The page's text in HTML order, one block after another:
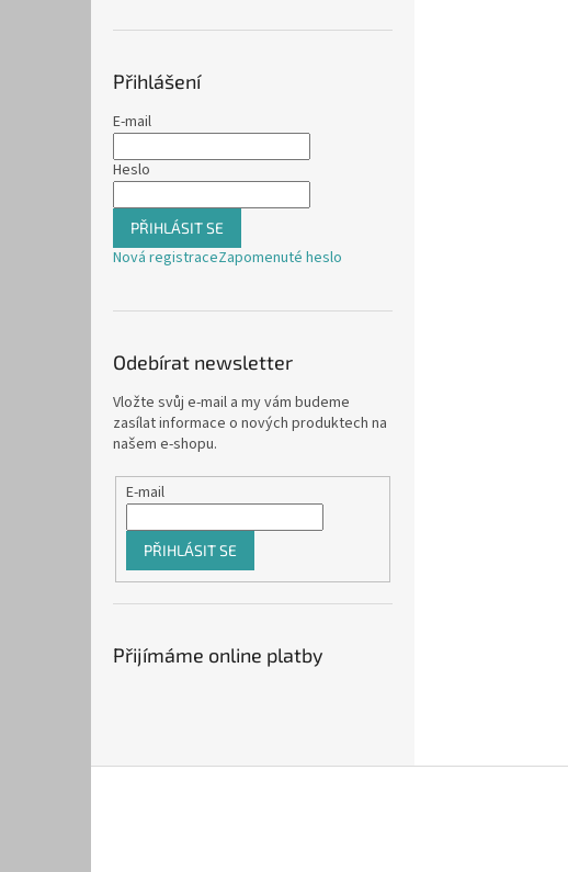
Přihlášení
E-mail
Heslo
PŘIHLÁSIT SE
Nová registraceZapomenuté heslo
Odebírat newsletter
Vložte svůj e-mail a my vám budeme
zasílat informace o nových produktech na
našem e-shopu.
E-mail
PŘIHLÁSIT SE
Přijímáme online platby